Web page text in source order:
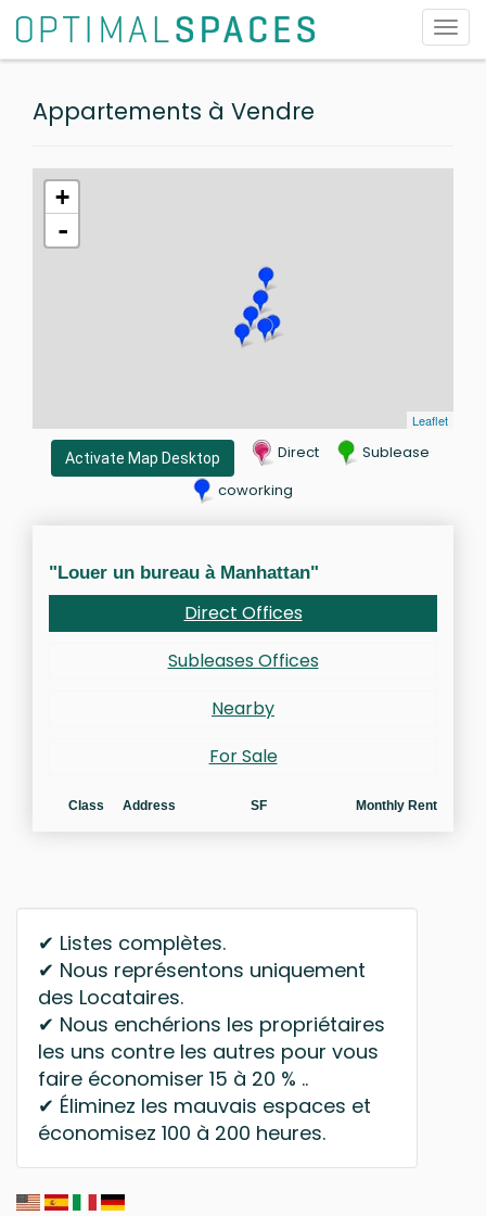
Appartements à Vendre
+
-
Leaflet
Activate Map Desktop Direct
Sublease
coworking
"Louer un bureau à Manhattan"
Direct Offices
Subleases Offices
Nearby
For Sale
Class Address SF Monthly Rent
✔ Listes complètes.
✔ Nous représentons uniquement
des Locataires.
✔ Nous enchérions les propriétaires
les uns contre les autres pour vous
faire économiser 15 à 20 % ..
✔ Éliminez les mauvais espaces et
économisez 100 à 200 heures.